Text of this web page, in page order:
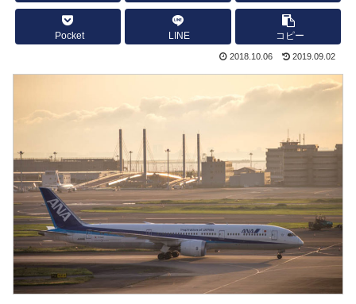
Pocket LINE コピー
2018.10.06 2019.09.02